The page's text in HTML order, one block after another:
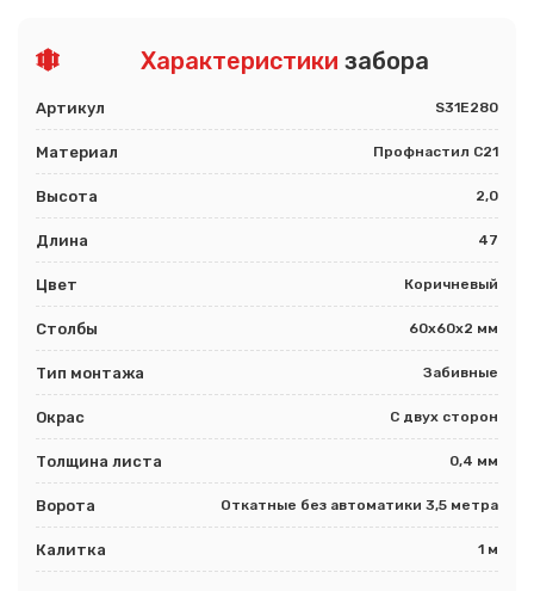
Характеристики забора
Артикул S31E280
Материал Профнастил С21
Высота 2,0
Длина 47
Цвет Коричневый
Столбы 60х60х2 мм
Тип монтажа Забивные
Окрас С двух сторон
Толщина листа 0,4 мм
Ворота Откатные без автоматики 3,5 метра
Калитка 1 м